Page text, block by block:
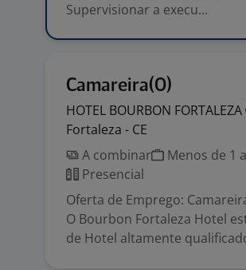
Supervisionar a execu...
Camareira(O)
HOTEL BOURBON FORTALEZA
Fortaleza - CE
A combinar
Menos de 1
Presencial
Oferta de Emprego:
O Bourbon Fortaleza Hotel
de Hotel altamente